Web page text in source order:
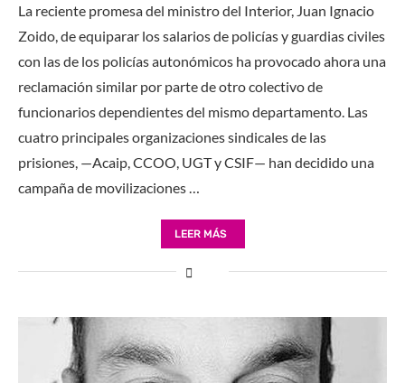
La reciente promesa del ministro del Interior, Juan Ignacio
Zoido, de equiparar los salarios de policías y guardias civiles
con las de los policías autonómicos ha provocado ahora una
reclamación similar por parte de otro colectivo de
funcionarios dependientes del mismo departamento. Las
cuatro principales organizaciones sindicales de las
prisiones, —Acaip, CCOO, UGT y CSIF— han decidido una
campaña de movilizaciones …
LEER MÁS